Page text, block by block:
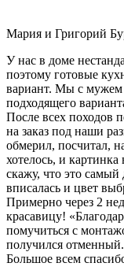
Мария и Григорий
У нас в доме
поэтому готовые
вариант. Мы с
подходящего
После всех походов
на заказ под наши
обмерил, посчитал,
хотелось, и
скажу, что это
вписалась и цвет
Примерно через 2
красавицу!
помучиться с
получился отменный.
Большое всем